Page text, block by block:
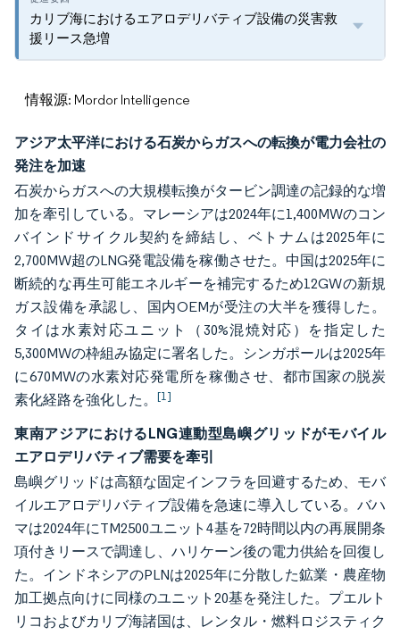
カリブ海におけるエアロデリバティブ設備の災害救
援リース急増
情報源: Mordor Intelligence
アジア太平洋における石炭からガスへの転換が電力会社の
発注を加速
石炭からガスへの大規模転換がタービン調達の記録的な増
加を牽引している。マレーシアは2024年に1,400MWのコン
バインドサイクル契約を締結し、ベトナムは2025年に
2,700MW超のLNG発電設備を稼働させた。中国は2025年に
断続的な再生可能エネルギーを補完するため12GWの新規
ガス設備を承認し、国内OEMが受注の大半を獲得した。
タイは水素対応ユニット（30%混焼対応）を指定した
5,300MWの枠組み協定に署名した。シンガポールは2025年
に670MWの水素対応発電所を稼働させ、都市国家の脱炭
素化経路を強化した。 [1]
東南アジアにおけるLNG連動型島嶼グリッドがモバイル
エアロデリバティブ需要を牽引
島嶼グリッドは高額な固定インフラを回避するため、モバ
イルエアロデリバティブ設備を急速に導入している。バハ
マは2024年にTM2500ユニット4基を72時間以内の再展開条
項付きリースで調達し、ハリケーン後の電力供給を回復し
た。インドネシアのPLNは2025年に分散した鉱業・農産物
加工拠点向けに同様のユニット20基を発注した。プエルト
リコおよびカリブ海諸国は、レンタル・燃料ロジスティク